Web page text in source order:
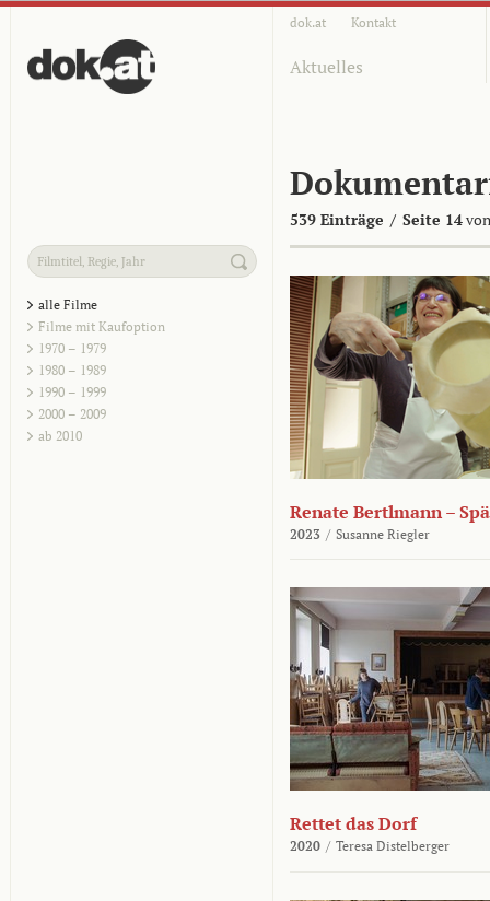
dok.at Kontakt
Aktuelles
539 Einträge / Seite 14
alle Filme
Filme mit Kaufoption
1970 – 1979
1980 – 1989
1990 – 1999
2000 – 2009
ab 2010
Renate Bertlmann –
2023 / Susanne Riegler
Rettet das Dorf
2020 / Teresa Distelberger